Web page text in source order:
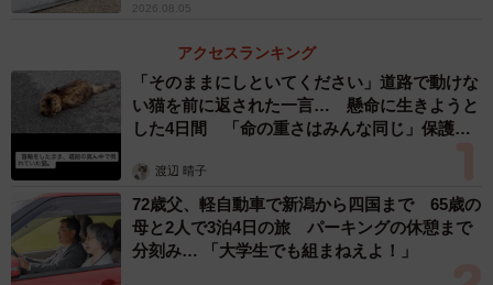
2026.08.05
アクセスランキング
「そのままにしといてください」道路で動けな
い猫を前に返された一言… 懸命に生きようと
した4日間 「命の重さはみんな同じ」保護団
渡辺 晴子
72歳父、軽自動車で新潟から四国まで 65歳の
母と2人で3泊4日の旅 パーキングの休憩まで
分刻み… 「大学生でも組まねえよ！」